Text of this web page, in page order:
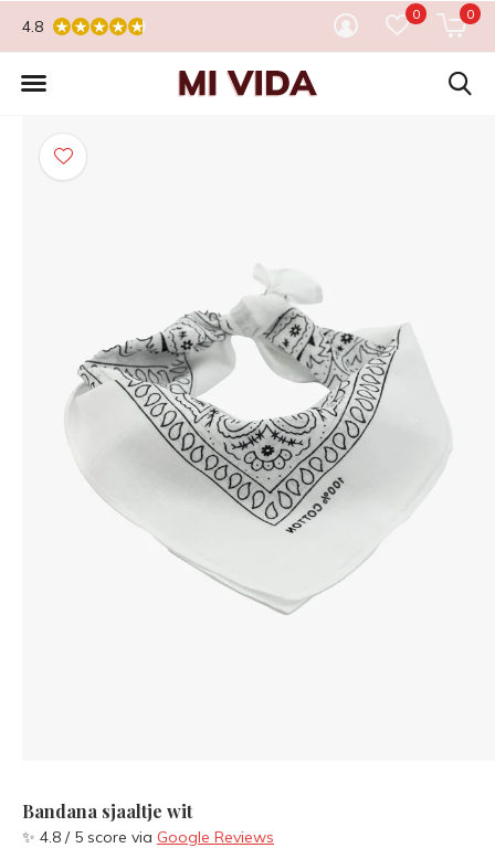
0 0
4.8
Bandana sjaaltje wit
✨ 4.8 / 5 score via Google Reviews